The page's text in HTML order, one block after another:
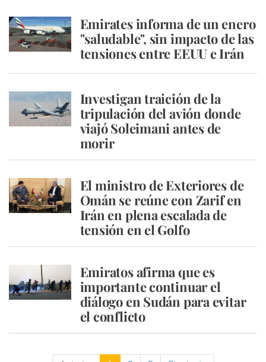
Emirates informa de un enero
"saludable", sin impacto de las
tensiones entre EEUU e Irán
Investigan traición de la
tripulación del avión donde
viajó Soleimani antes de
morir
El ministro de Exteriores de
Omán se reúne con Zarif en
Irán en plena escalada de
tensión en el Golfo
Emiratos afirma que es
importante continuar el
diálogo en Sudán para evitar
el conflicto